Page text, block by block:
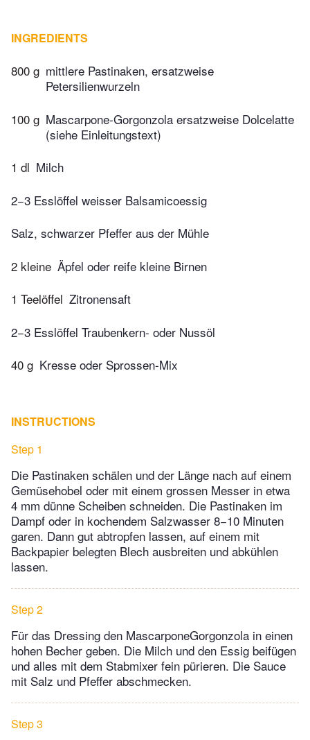
INGREDIENTS
800 g mittlere Pastinaken, ersatzweise
Petersilienwurzeln
100 g Mascarpone-Gorgonzola ersatzweise Dolcelatte
(siehe Einleitungstext)
1 dl Milch
2−3 Esslöffel weisser Balsamicoessig
Salz, schwarzer Pfeffer aus der Mühle
2 kleine Äpfel oder reife kleine Birnen
1 Teelöffel Zitronensaft
2−3 Esslöffel Traubenkern- oder Nussöl
40 g Kresse oder Sprossen-Mix
INSTRUCTIONS
Step 1
Die Pastinaken schälen und der Länge nach auf einem
Gemüsehobel oder mit einem grossen Messer in etwa
4 mm dünne Scheiben schneiden. Die Pastinaken im
Dampf oder in kochendem Salzwasser 8−10 Minuten
garen. Dann gut abtropfen lassen, auf einem mit
Backpapier belegten Blech ausbreiten und abkühlen
lassen.
Step 2
Für das Dressing den MascarponeGorgonzola in einen
hohen Becher geben. Die Milch und den Essig beifügen
und alles mit dem Stabmixer fein pürieren. Die Sauce
mit Salz und Pfeffer abschmecken.
Step 3